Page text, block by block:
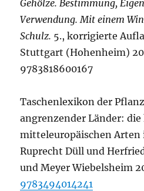
Gehölze. Bestimmung,
Verwendung. Mit einem
Schulz. 5., korrigierte
Stuttgart (Hohenheim)
9783818600167
Taschenlexikon der
angrenzender Länder:
mitteleuropäischen Arten
Ruprecht Düll und
und Meyer Wiebelsheim
9783494014241